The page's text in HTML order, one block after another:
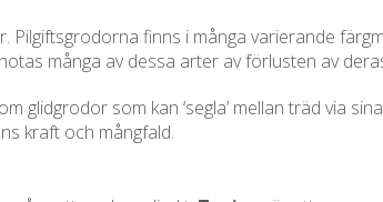
finns i många varierande
många av dessa arter av förlusten av
som kan ‘segla’ mellan träd via
kraft och mångfald.